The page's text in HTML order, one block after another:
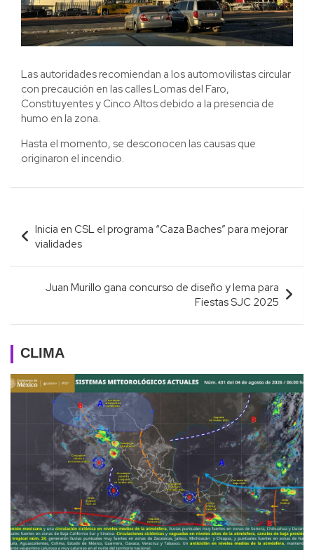
Las autoridades recomiendan a los automovilistas circular
con precaución en las calles Lomas del Faro,
Constituyentes y Cinco Altos debido a la presencia de
humo en la zona.
Hasta el momento, se desconocen las causas que
originaron el incendio.
Navegación
de
entradas
Inicia en CSL el programa “Caza Baches” para mejorar
vialidades
Juan Murillo gana concurso de diseño y lema para
Fiestas SJC 2025
CLIMA